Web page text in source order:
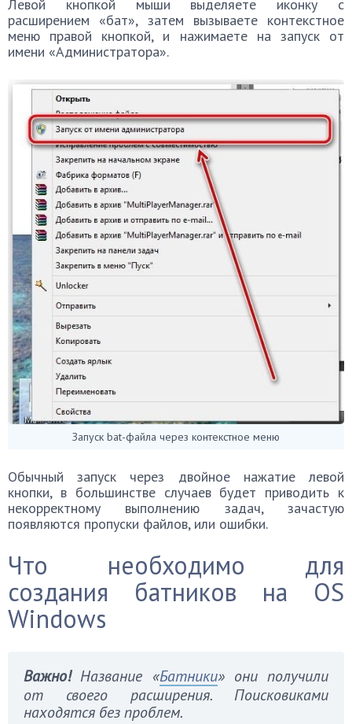
Левой кнопкой мыши выделяете иконку с
расширением «бат», затем вызываете контекстное
меню правой кнопкой, и нажимаете на запуск от
имени «Администратора».
Запуск bat-файла через контекстное меню
Обычный запуск через двойное нажатие левой
кнопки, в большинстве случаев будет приводить к
некорректному выполнению задач, зачастую
появляются пропуски файлов, или ошибки.
Что необходимо для
создания батников на OS
Windows
Важно!Название «Батники» они получили
от своего расширения. Поисковиками
находятся без проблем.